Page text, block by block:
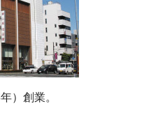
）創業。